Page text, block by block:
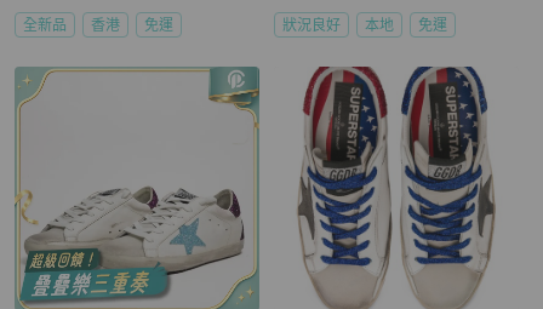
全新品 香港 免運 狀況良好 本地 免運